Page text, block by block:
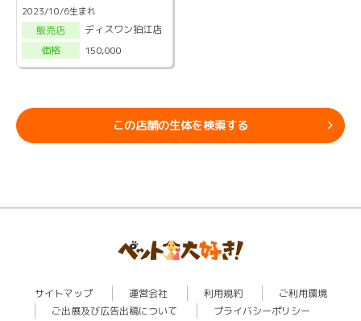
2023/10/6生まれ
販売店
ディスワン狛江店
価格
150,000
この店舗の生体を検索する
サイトマップ 運営会社 利用規約
ご利用環境
ご出展及び広告出稿について
プライバシーポリシー